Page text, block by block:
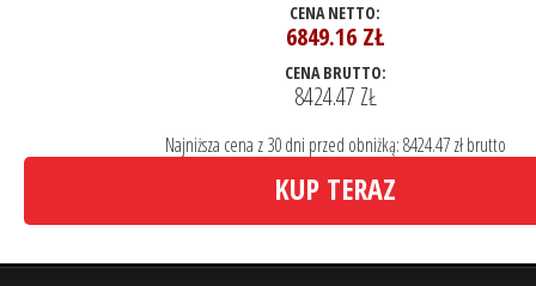
CENA NETTO:
6849.16 ZŁ
CENA BRUTTO:
8424.47 ZŁ
Najniższa cena z 30 dni przed obniżką: 8424.47 zł brutto
KUP TERAZ